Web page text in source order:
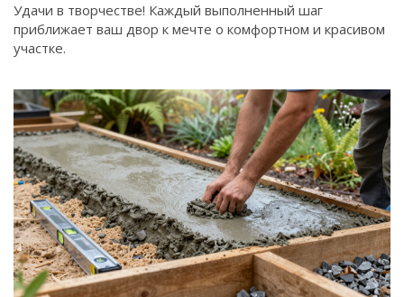
Удачи в творчестве! Каждый выполненный шаг
приближает ваш двор к мечте о комфортном и красивом
участке.